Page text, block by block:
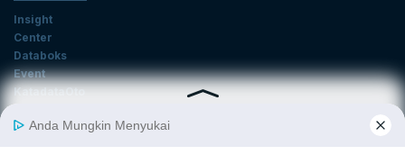
Insight
Center
Databoks
Event
KatadataOto